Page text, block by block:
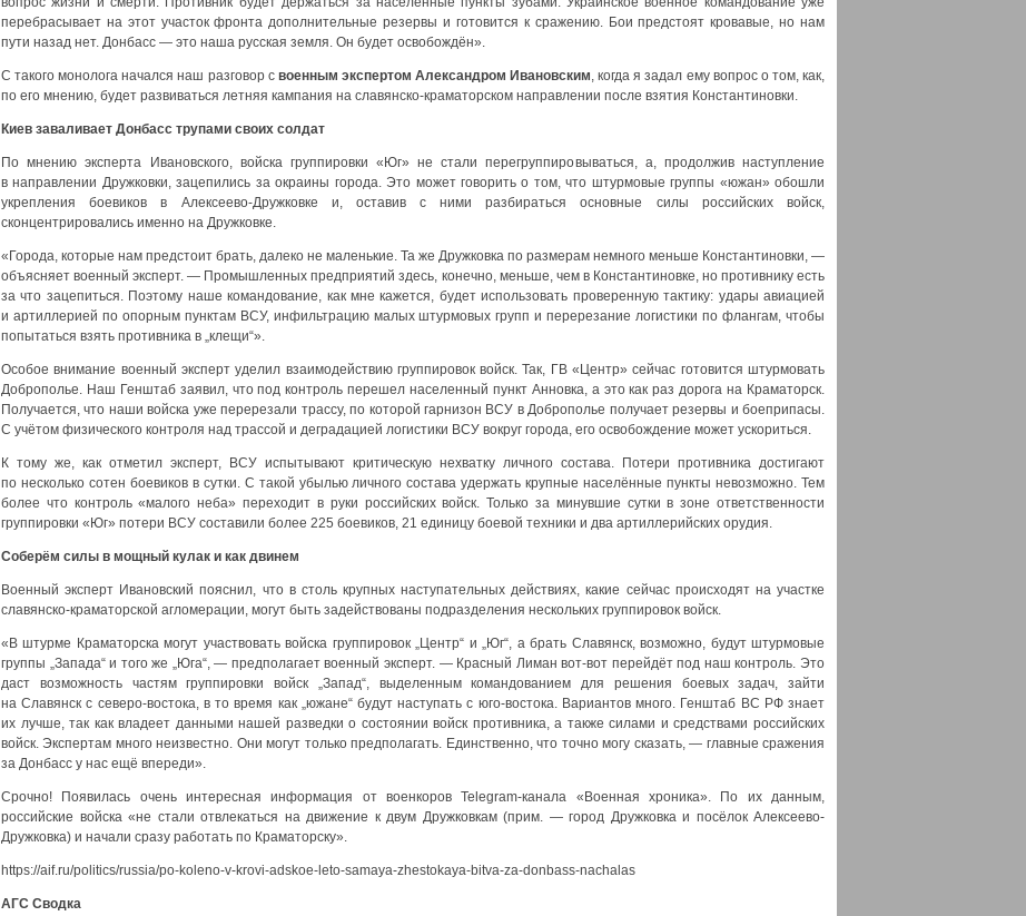
перебрасывает на этот участок фронта дополнительные резервы и готовится к сражению. Бои предстоят кровавые, но нам
пути назад нет. Донбасс — это наша русская земля. Он будет освобождён».
С такого монолога начался наш разговор с военным экспертом Александром Ивановским, когда я задал ему вопрос о том, как,
по его мнению, будет развиваться летняя кампания на славянско-краматорском направлении после взятия Константиновки.
Киев заваливает Донбасс трупами своих солдат
По мнению эксперта Ивановского, войска группировки «Юг» не стали перегруппировываться, а, продолжив наступление
в направлении Дружковки, зацепились за окраины города. Это может говорить о том, что штурмовые группы «южан» обошли
укрепления боевиков в Алексеево-Дружковке и, оставив с ними разбираться основные силы российских войск,
сконцентрировались именно на Дружковке.
«Города, которые нам предстоит брать, далеко не маленькие. Та же Дружковка по размерам немного меньше Константиновки, —
объясняет военный эксперт. — Промышленных предприятий здесь, конечно, меньше, чем в Константиновке, но противнику есть
за что зацепиться. Поэтому наше командование, как мне кажется, будет использовать проверенную тактику: удары авиацией
и артиллерией по опорным пунктам ВСУ, инфильтрацию малых штурмовых групп и перерезание логистики по флангам, чтобы
попытаться взять противника в „клещи“».
Особое внимание военный эксперт уделил взаимодействию группировок войск. Так, ГВ «Центр» сейчас готовится штурмовать
Доброполье. Наш Генштаб заявил, что под контроль перешел населенный пункт Анновка, а это как раз дорога на Краматорск.
Получается, что наши войска уже перерезали трассу, по которой гарнизон ВСУ в Доброполье получает резервы и боеприпасы.
С учётом физического контроля над трассой и деградацией логистики ВСУ вокруг города, его освобождение может ускориться.
К тому же, как отметил эксперт, ВСУ испытывают критическую нехватку личного состава. Потери противника достигают
по несколько сотен боевиков в сутки. С такой убылью личного состава удержать крупные населённые пункты невозможно. Тем
более что контроль «малого неба» переходит в руки российских войск. Только за минувшие сутки в зоне ответственности
группировки «Юг» потери ВСУ составили более 225 боевиков, 21 единицу боевой техники и два артиллерийских орудия.
Соберём силы в мощный кулак и как двинем
Военный эксперт Ивановский пояснил, что в столь крупных наступательных действиях, какие сейчас происходят на участке
славянско-краматорской агломерации, могут быть задействованы подразделения нескольких группировок войск.
«В штурме Краматорска могут участвовать войска группировок „Центр“ и „Юг“, а брать Славянск, возможно, будут штурмовые
группы „Запада“ и того же „Юга“, — предполагает военный эксперт. — Красный Лиман вот-вот перейдёт под наш контроль. Это
даст возможность частям группировки войск „Запад“, выделенным командованием для решения боевых задач, зайти
на Славянск с северо-востока, в то время как „южане“ будут наступать с юго-востока. Вариантов много. Генштаб ВС РФ знает
их лучше, так как владеет данными нашей разведки о состоянии войск противника, а также силами и средствами российских
войск. Экспертам много неизвестно. Они могут только предполагать. Единственно, что точно могу сказать, — главные сражения
за Донбасс у нас ещё впереди».
Срочно! Появилась очень интересная информация от военкоров Telegram-канала «Военная хроника». По их данным,
российские войска «не стали отвлекаться на движение к двум Дружковкам (прим. — город Дружковка и посёлок Алексеево-
Дружковка) и начали сразу работать по Краматорску».
https://aif.ru/politics/russia/po-koleno-v-krovi-adskoe-leto-samaya-zhestokaya-bitva-za-donbass-nachalas
АГС Сводка